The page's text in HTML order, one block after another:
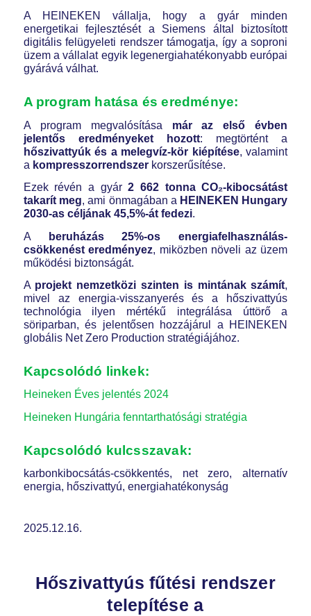
A HEINEKEN vállalja, hogy a gyár minden
energetikai fejlesztését a Siemens által biztosított
digitális felügyeleti rendszer támogatja, így a soproni
üzem a vállalat egyik legenergiahatékonyabb európai
gyárává válhat.
A program hatása és eredménye:
A program megvalósítása már az első évben
jelentős eredményeket hozott: megtörtént a
hőszivattyúk és a melegvíz-kör kiépítése, valamint
a kompresszorrendszerkorszerűsítése.
Ezek révén a gyár2 662 tonna CO₂-kibocsátást
takarít meg, ami önmagában a HEINEKEN Hungary
2030-as céljának 45,5%-át fedezi.
A
beruházás 25%-os energiafelhasználás-
csökkenést eredményez, miközben növeli az üzem
működési biztonságát.
A projekt nemzetközi szinten is mintának számít,
mivel az energia-visszanyerés és a hőszivattyús
technológia ilyen mértékű integrálása úttörő a
söriparban, és jelentősen hozzájárul a HEINEKEN
globális Net Zero Production stratégiájához.
Kapcsolódó linkek:
Heineken Éves jelentés 2024
Heineken Hungária fenntarthatósági stratégia
Kapcsolódó kulcsszavak:
karbonkibocsátás-csökkentés, net zero, alternatív
energia, hőszivattyú, energiahatékonyság
2025.12.16.
Hőszivattyús fűtési rendszer
telepítése a